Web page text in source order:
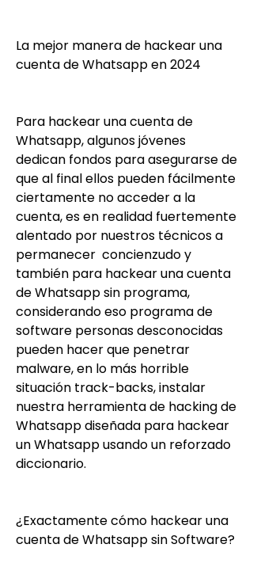
La mejor manera de hackear una
cuenta de Whatsapp en 2024
Para hackear una cuenta de
Whatsapp, algunos jóvenes
dedican fondos para asegurarse de
que al final ellos pueden fácilmente
ciertamente no acceder a la
cuenta, es en realidad fuertemente
alentado por nuestros técnicos a
permanecer  concienzudo y
también para hackear una cuenta
de Whatsapp sin programa,
considerando eso programa de
software personas desconocidas
pueden hacer que penetrar
malware, en lo más horrible
situación track-backs, instalar
nuestra herramienta de hacking de
Whatsapp diseñada para hackear
un Whatsapp usando un reforzado
diccionario.
¿Exactamente cómo hackear una
cuenta de Whatsapp sin Software?